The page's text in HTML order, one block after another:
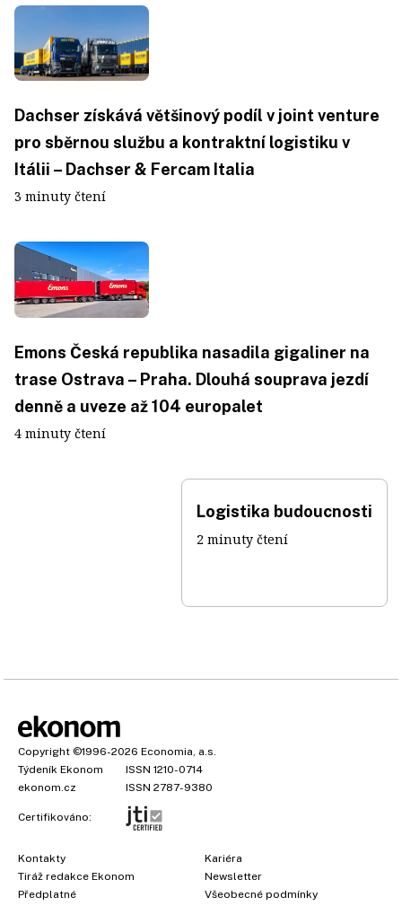
Dachser získává většinový podíl v joint venture
pro sběrnou službu a kontraktní logistiku v
Itálii – Dachser & Fercam Italia
3 minuty čtení
Emons Česká republika nasadila gigaliner na
trase Ostrava – Praha. Dlouhá souprava jezdí
denně a uveze až 104 europalet
4 minuty čtení
Logistika budoucnosti
2 minuty čtení
Copyright ©1996-2026 Economia, a.s.
Týdeník Ekonom
ISSN 1210-0714
ekonom.cz
ISSN 2787-9380
Certifikováno:
Kontakty
Tiráž redakce Ekonom
Předplatné
Kariéra
Newsletter
Všeobecné podmínky